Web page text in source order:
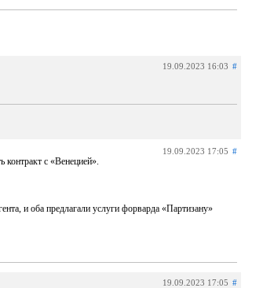
19.09.2023 16:03 #
19.09.2023 17:05 #
контракт с «Венецией».
и оба предлагали услуги форварда «Партизану»
19.09.2023 17:05 #